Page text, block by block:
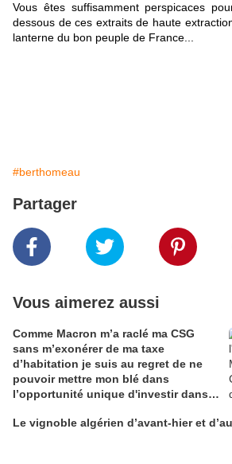
Vous êtes suffisamment perspicaces
dessous de ces extraits de haute
lanterne du bon peuple de France...
#berthomeau
Partager
Vous aimerez aussi
Comme Macron m’a raclé ma CSG
sans m’exonérer de ma taxe
d’habitation je suis au regret de ne
pouvoir mettre mon blé dans
l’opportunité unique d'investir dans
Alain Edouard
Le vignoble algérien d’avant-hier et